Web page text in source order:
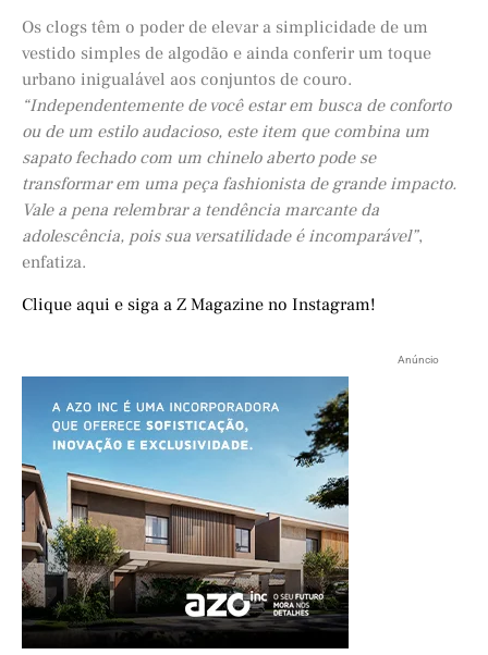
Os clogs têm o poder de elevar a simplicidade de um
vestido simples de algodão e ainda conferir um toque
urbano inigualável aos conjuntos de couro.
“Independentemente de você estar em busca de conforto
ou de um estilo audacioso, este item que combina um
sapato fechado com um chinelo aberto pode se
transformar em uma peça fashionista de grande impacto.
Vale a pena relembrar a tendência marcante da
adolescência, pois sua versatilidade é incomparável”,
enfatiza.
Clique aqui e siga a Z Magazine no Instagram!
Anúncio